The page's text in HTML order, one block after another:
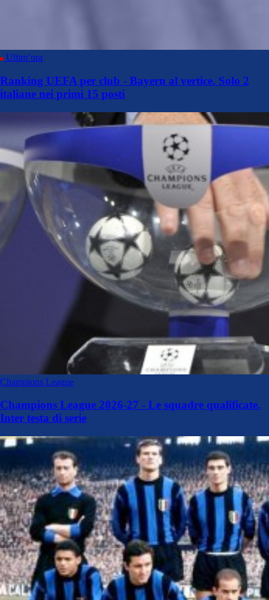
Ultim’ora
Ranking UEFA per club - Bayern al vertice. Solo 2
italiane nei primi 15 posti
Champions League
Champions League 2026-27 - Le squadre qualificate.
Inter testa di serie